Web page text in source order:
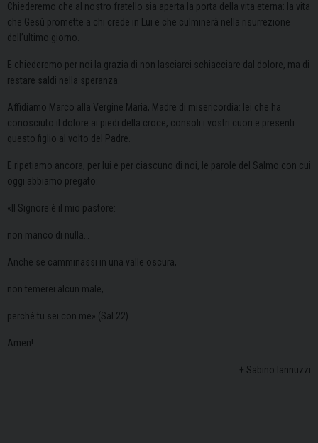
Chiederemo che al nostro fratello sia aperta la porta della vita eterna: la vita
che Gesù promette a chi crede in Lui e che culminerà nella risurrezione
dell’ultimo giorno.
E chiederemo per noi la grazia di non lasciarci schiacciare dal dolore, ma di
restare saldi nella speranza.
Affidiamo Marco alla Vergine Maria, Madre di misericordia: lei che ha
conosciuto il dolore ai piedi della croce, consoli i vostri cuori e presenti
questo figlio al volto del Padre.
E ripetiamo ancora, per lui e per ciascuno di noi, le parole del Salmo con cui
oggi abbiamo pregato:
«Il Signore è il mio pastore:
non manco di nulla…
Anche se camminassi in una valle oscura,
non temerei alcun male,
perché tu sei con me» (Sal 22).
Amen!
+ Sabino Iannuzzi